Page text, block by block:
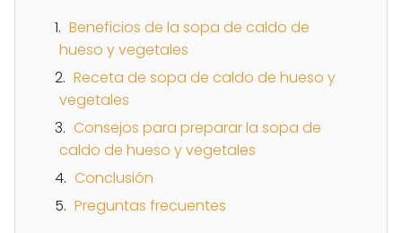
Beneficios de la sopa de caldo de
hueso y vegetales
Receta de sopa de caldo de hueso y
vegetales
Consejos para preparar la sopa de
caldo de hueso y vegetales
Conclusión
Preguntas frecuentes